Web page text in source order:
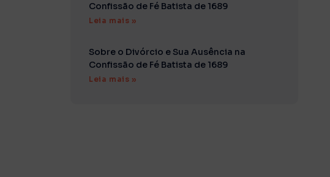
Confissão de Fé Batista de 1689
Leia mais »
Sobre o Divórcio e Sua Ausência na
Confissão de Fé Batista de 1689
Leia mais »